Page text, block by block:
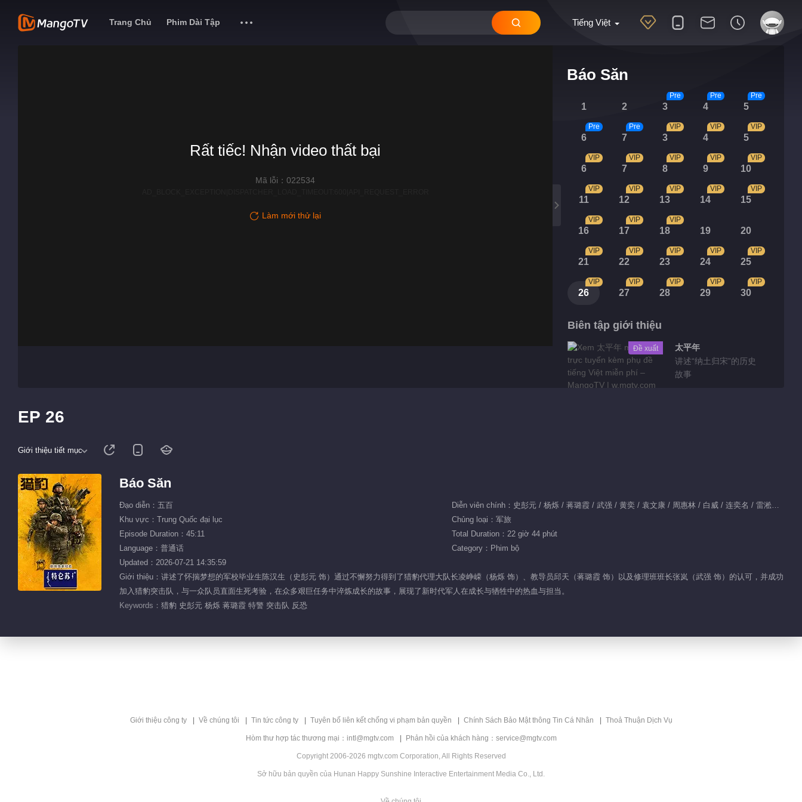
Tiếng Việt
Trang Chủ Phim Dài Tập
Báo Săn
1 2 3
Pre
4
Pre
5
Pre
6
Pre
7
Pre
3
VIP
4
VIP
5
VIP
6
VIP
7
VIP
8
VIP
9
VIP
10
VIP
11
VIP
12
VIP
13
VIP
14
VIP
15
VIP
16
VIP
17
VIP
18
VIP
19 20
21
VIP
22
VIP
23
VIP
24
VIP
25
VIP
26
VIP
27
VIP
28
VIP
29
VIP
30
VIP
Biên tập giới thiệu
Đề xuất
太平年
讲述“纳土归宋”的历史
故事
Tin bên lề EP 1
No.4 Báo Săn
Rất tiếc! Nhận video thất bại
Mã lỗi：022534
Làm mới thử lại
EP 26
Giới thiệu tiết mục
Báo Săn
Đạo diễn：五百
Diễn viên chính：史彭元 / 杨烁 / 蒋璐霞 / 武强 / 黄奕 / 袁文康 / 周惠林 / 白威 / 连奕名 / 雷淞然 / 袁大森 / 梁浩川
Khu vực：Trung Quốc đại lục
Chủng loại：军旅
Episode Duration：45:11
Total Duration：22 giờ 44 phút
Language：普通话
Category：Phim bộ
Updated：2026-07-21 14:35:59
Giới thiệu：讲述了怀揣梦想的军校毕业生陈汉生（史彭元 饰）通过不懈努力得到了猎豹代理大队长凌峥嵘（杨烁 饰）、教导员邱天（蒋璐霞 饰）以及修理班班长张岚（武强 饰）的认可，并成功
加入猎豹突击队，与一众队员直面生死考验，在众多艰巨任务中淬炼成长的故事，展现了新时代军人在成长与牺牲中的热血与担当。
Keywords： 猎豹 史彭元 杨烁 蒋璐霞 特警 突击队 反恐
Giới thiệu công ty Về chúng tôi Tin tức công ty Tuyên bố liên kết chống vi phạm bản quyền Chính Sách Bảo Mật thông Tin Cá Nhân Thoả Thuận Dịch Vụ
Hòm thư hợp tác thương mại：intl@mgtv.com Phản hồi của khách hàng：service@mgtv.com
Copyright 2006-2026 mgtv.com Corporation, All Rights Reserved
Sở hữu bản quyền của Hunan Happy Sunshine Interactive Entertainment Media Co., Ltd.